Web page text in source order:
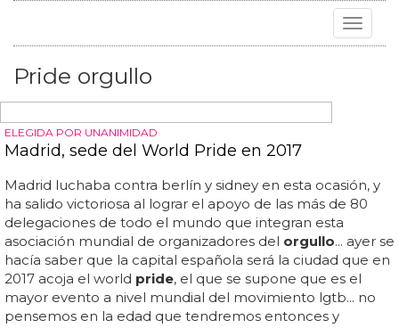
Toggle
Pride orgullo